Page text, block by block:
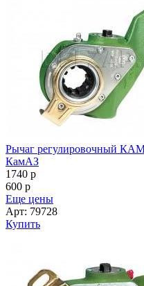
Рычаг регулировочный
КамАЗ
1740 p
600 p
Еще цены
Арт: 79728
Купить